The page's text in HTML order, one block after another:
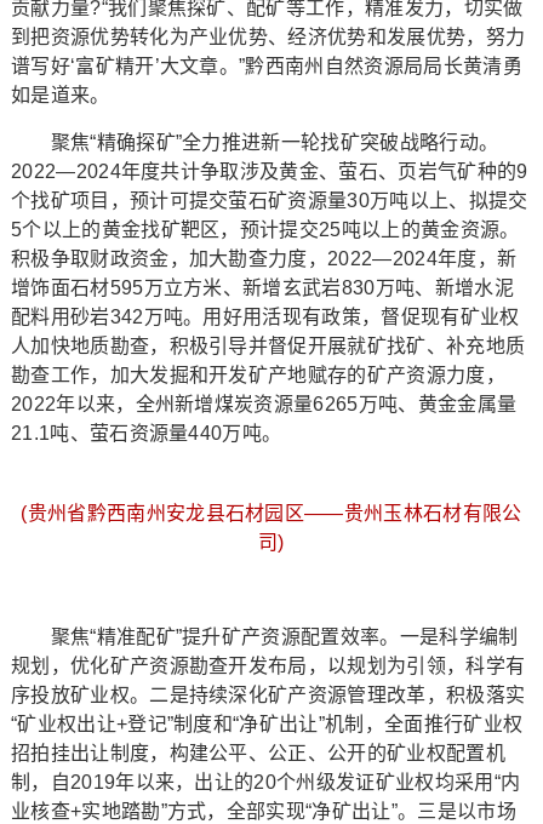
贡献力量?“我们聚焦探矿、配矿等工作，精准发力，切实做
到把资源优势转化为产业优势、经济优势和发展优势，努力
谱写好‘富矿精开’大文章。”黔西南州自然资源局局长黄清勇
如是道来。
聚焦“精确探矿”全力推进新一轮找矿突破战略行动。
2022—2024年度共计争取涉及黄金、萤石、页岩气矿种的9
个找矿项目，预计可提交萤石矿资源量30万吨以上、拟提交
5个以上的黄金找矿靶区，预计提交25吨以上的黄金资源。
积极争取财政资金，加大勘查力度，2022—2024年度，新
增饰面石材595万立方米、新增玄武岩830万吨、新增水泥
配料用砂岩342万吨。用好用活现有政策，督促现有矿业权
人加快地质勘查，积极引导并督促开展就矿找矿、补充地质
勘查工作，加大发掘和开发矿产地赋存的矿产资源力度，
2022年以来，全州新增煤炭资源量6265万吨、黄金金属量
21.1吨、萤石资源量440万吨。
(贵州省黔西南州安龙县石材园区——贵州玉林石材有限公
司)
聚焦“精准配矿”提升矿产资源配置效率。一是科学编制
规划，优化矿产资源勘查开发布局，以规划为引领，科学有
序投放矿业权。二是持续深化矿产资源管理改革，积极落实
“矿业权出让+登记”制度和“净矿出让”机制，全面推行矿业权
招拍挂出让制度，构建公平、公正、公开的矿业权配置机
制，自2019年以来，出让的20个州级发证矿业权均采用“内
业核查+实地踏勘”方式，全部实现“净矿出让”。三是以市场